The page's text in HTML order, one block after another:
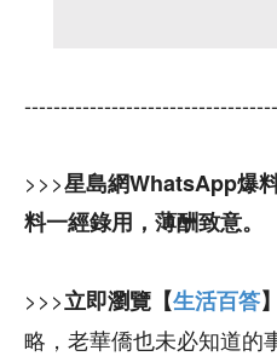
>>>星島網WhatsApp爆
料一經錄用，薄酬致意。
>>>立即瀏覽【生活百答
略，老華僑也未必知道的